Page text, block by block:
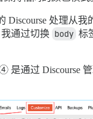
Discourse 处理从我
通过切换 body 标
是通过 Discourse